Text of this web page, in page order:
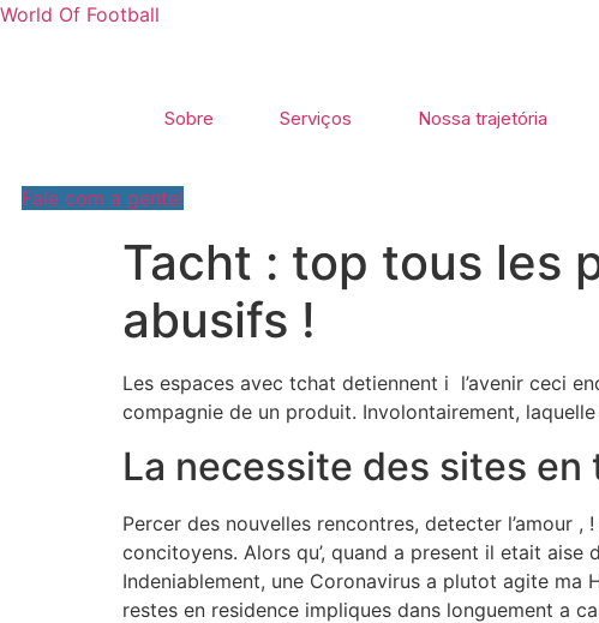
World Of Football
Sobre Serviços Nossa trajetória
Fale com a gente!
Tacht : top tous les
abusifs !
Les espaces avec tchat detiennent i l’avenir ceci
compagnie de un produit. Involontairement,
La necessite des sites
Percer des nouvelles rencontres, detecter l’amour
concitoyens. Alors qu’, quand a present il etait
Indeniablement, une Coronavirus a plutot agite ma
restes en residence impliques dans longuement a